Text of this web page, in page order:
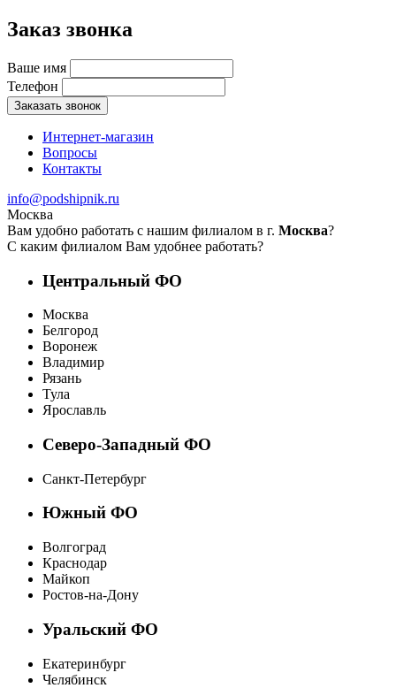
Заказ звонка
Ваше имя
Телефон
Заказать звонок
Интернет-магазин
Вопросы
Контакты
info@podshipnik.ru
Москва
Вам удобно работать с нашим филиалом в г. Москва?
С каким филиалом Вам удобнее работать?
Центральный ФО
Москва
Белгород
Воронеж
Владимир
Рязань
Тула
Ярославль
Северо-Западный ФО
Санкт-Петербург
Южный ФО
Волгоград
Краснодар
Майкоп
Ростов-на-Дону
Уральский ФО
Екатеринбург
Челябинск